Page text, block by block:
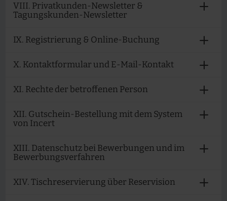
VIII. Privatkunden-Newsletter &
Tagungskunden-Newsletter
IX. Registrierung & Online-Buchung
X. Kontaktformular und E-Mail-Kontakt
XI. Rechte der betroffenen Person
XII. Gutschein-Bestellung mit dem System
von Incert
XIII. Datenschutz bei Bewerbungen und im
Bewerbungsverfahren
XIV. Tischreservierung über Reservision